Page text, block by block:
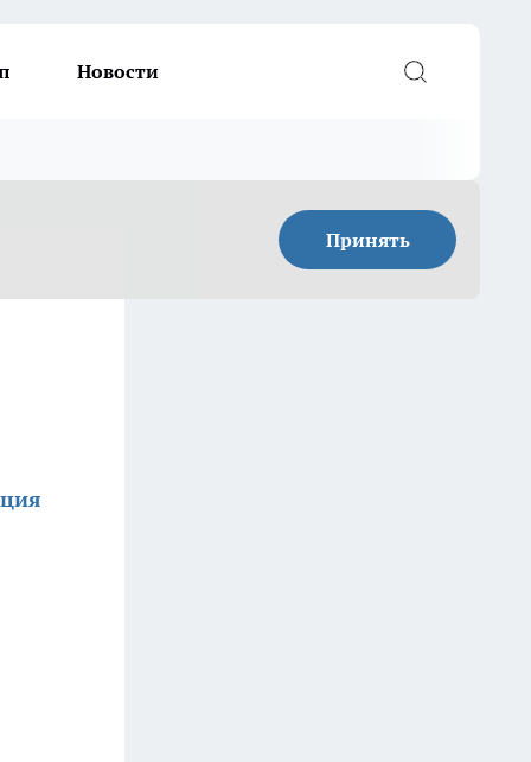
Новости
Принять